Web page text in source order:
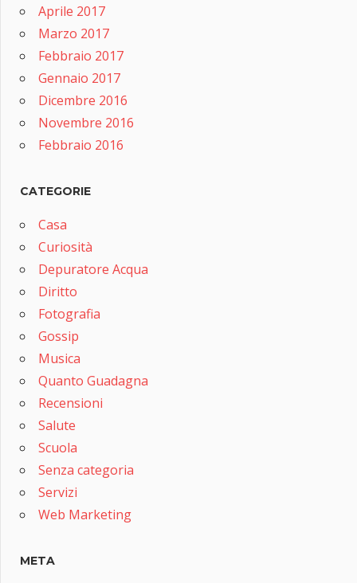
Aprile 2017
Marzo 2017
Febbraio 2017
Gennaio 2017
Dicembre 2016
Novembre 2016
Febbraio 2016
CATEGORIE
Casa
Curiosità
Depuratore Acqua
Diritto
Fotografia
Gossip
Musica
Quanto Guadagna
Recensioni
Salute
Scuola
Senza categoria
Servizi
Web Marketing
META